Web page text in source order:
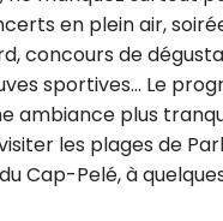
en plein air,
concours de
sportives… Le
ambiance plus
les plages de
Cap-Pelé, à